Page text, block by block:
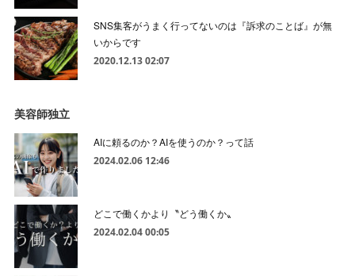
SNS集客がうまく行ってないのは『訴求のことば』が無
いからです
2020.12.13 02:07
美容師独立
AIに頼るのか？AIを使うのか？って話
2024.02.06 12:46
どこで働くかより〝どう働くか〟
2024.02.04 00:05